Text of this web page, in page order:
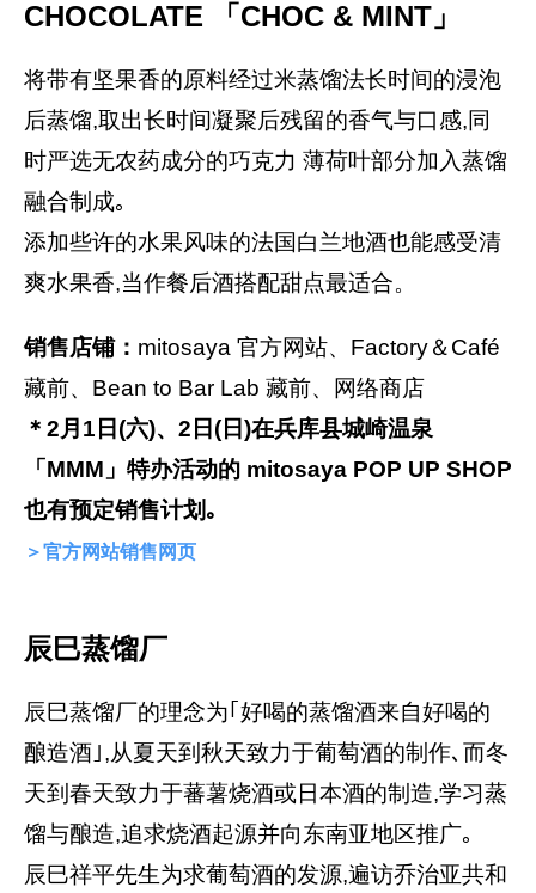
CHOCOLATE 「CHOC & MINT」
将带有坚果香的原料经过米蒸馏法长时间的浸泡
后蒸馏,取出长时间凝聚后残留的香气与口感,同
时严选无农药成分的巧克力 薄荷叶部分加入蒸馏
融合制成｡
添加些许的水果风味的法国白兰地酒也能感受清
爽水果香,当作餐后酒搭配甜点最适合。
销售店铺： mitosaya 官方网站、Factory＆Café
藏前、Bean to Bar Lab 藏前、网络商店
＊2月1日(六)、2日(日)在兵库县城崎温泉
「MMM」特办活动的 mitosaya POP UP SHOP
也有预定销售计划｡
＞官方网站销售网页
辰巳蒸馏厂
辰巳蒸馏厂的理念为｢好喝的蒸馏酒来自好喝的
酿造酒｣,从夏天到秋天致力于葡萄酒的制作､而冬
天到春天致力于蕃薯烧酒或日本酒的制造,学习蒸
馏与酿造,追求烧酒起源并向东南亚地区推广｡
辰巳祥平先生为求葡萄酒的发源,遍访乔治亚共和